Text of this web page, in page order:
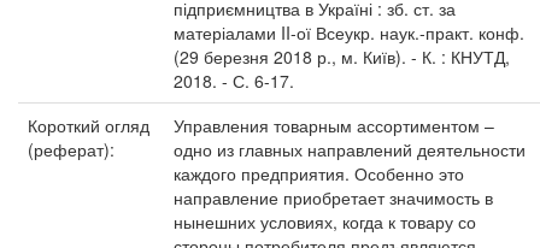
підприємництва в Україні : зб. ст. за
матеріалами II-ої Всеукр. наук.-практ. конф.
(29 березня 2018 р., м. Київ). - К. : КНУТД,
2018. - С. 6-17.
Короткий огляд
(реферат):
Управления товарным ассортиментом –
одно из главных направлений деятельности
каждого предприятия. Особенно это
направление приобретает значимость в
нынешних условиях, когда к товару со